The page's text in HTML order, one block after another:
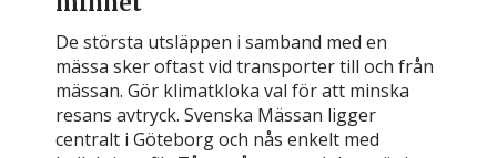
De största utsläppen i samband med en
mässa sker oftast vid transporter till och från
mässan. Gör klimatkloka val för att minska
resans avtryck. Svenska Mässan ligger
centralt i Göteborg och nås enkelt med